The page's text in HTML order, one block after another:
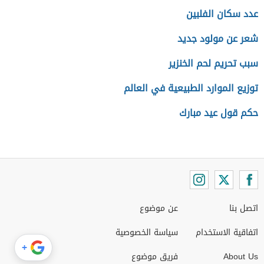
عدد سكان الفلبين
شعر عن مولود جديد
سبب تحريم لحم الخنزير
توزيع الموارد الطبيعية في العالم
حكم قول عيد مبارك
اتصل بنا
اتفاقية الاستخدام
About Us
عن موضوع
سياسة الخصوصية
فريق موضوع
+